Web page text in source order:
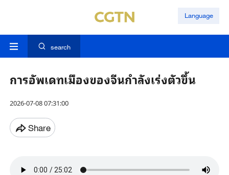
Language
search
การอัพเดทเมืองของจีนกำลังเร่งตัวขึ้น
2026-07-08 07:31:00
Share